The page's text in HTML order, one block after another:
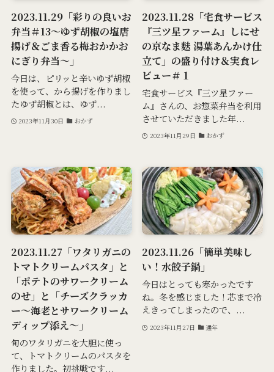
2023.11.29「彩りの良いお
弁当＃13～ゆず胡椒の塩唐
揚げ＆ごま香る梅おかかお
にぎり弁当～」
今日は、ピリッと辛いゆず胡椒
を使って、から揚げを作りまし
たゆず胡椒とは、ゆず...
2023年11月30日 おかず
2023.11.28「宅食サービス
『三ツ星ファーム』しにせ
の京なま麩 湯葉あんかけ仕
立て」の盛り付け＆実食レ
ビュー＃１
宅食サービス『三ツ星ファー
ム』さんの、お惣菜弁当を利用
させていただきました年...
2023年11月29日 おかず
2023.11.27「ワタリガニの
トマトクリームパスタ」と
「ポテトのサワークリーム
のせ」と「チーズクラッカ
ー～海老とサワークリーム
ディップ添え～」
旬のワタリガニを大胆に使っ
て、トマトクリームのパスタを
作りました。初挑戦です...
2023.11.26「簡単美味し
い！水餃子鍋」
今日はとっても寒かったです
ね。冬を感じました！芯まで冷
えきってしまったので、...
2023年11月27日 通年